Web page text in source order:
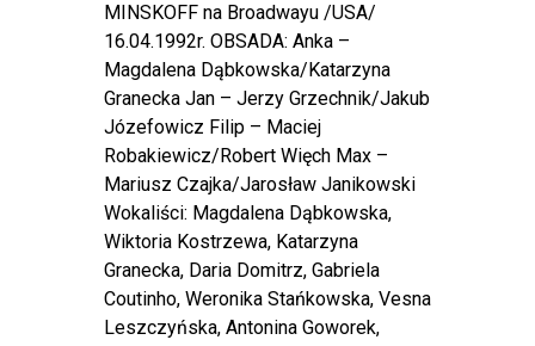
MINSKOFF na Broadwayu /USA/
16.04.1992r. OBSADA: Anka –
Magdalena Dąbkowska/Katarzyna
Granecka Jan – Jerzy Grzechnik/Jakub
Józefowicz Filip – Maciej
Robakiewicz/Robert Więch Max –
Mariusz Czajka/Jarosław Janikowski
Wokaliści: Magdalena Dąbkowska,
Wiktoria Kostrzewa, Katarzyna
Granecka, Daria Domitrz, Gabriela
Coutinho, Weronika Stańkowska, Vesna
Leszczyńska, Antonina Goworek,